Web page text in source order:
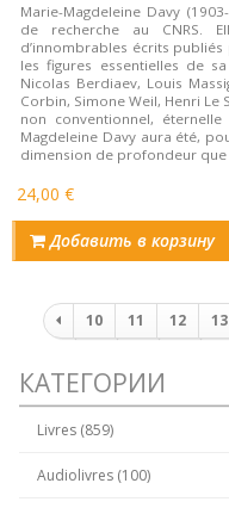
Marie-Magdeleine Davy
de recherche au CNRS.
d’innombrables écrits
les figures essentielles de
Nicolas Berdiaev, Louis
Corbin, Simone Weil, Henri Le
non conventionnel,
Magdeleine Davy aura été,
dimension de profondeur que
24,00 €
Добавить в корзину
Нумерация
страниц
10 11 12 13
КАТЕГОРИИ
Livres (859)
Audiolivres (100)